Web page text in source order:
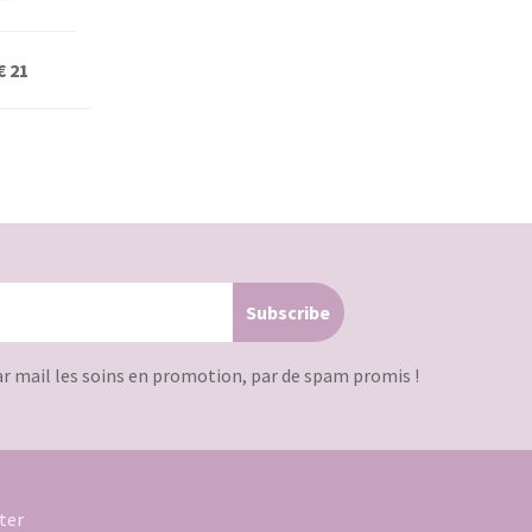
21
mail les soins en promotion, par de spam promis !